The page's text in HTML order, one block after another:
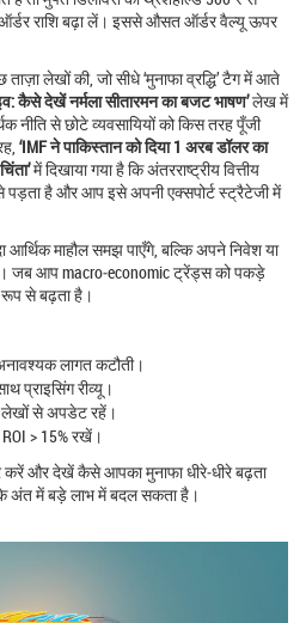
राशि बढ़ा लें। इससे औसत ऑर्डर वैल्यू ऊपर
लेखों की, जो सीधे ‘मुनाफा व्रद्धि’ टैग में आते
कैसे देखें नर्मला सीतारमन का बजट भाषण’लेख में
नीति से छोटे व्यवसायियों को किस तरह पूँजी
‘IMF ने पाकिस्तान को दिया 1 अरब डॉलर का
में दिखाया गया है कि अंतरराष्ट्रीय वित्तीय
पड़ता है और आप इसे अपनी एक्सपोर्ट स्ट्रैटेजी में
माहौल समझ पाएँगे, बल्कि अपने निवेश या
जब आप macro‑economic ट्रेंड्स को पकड़े
रूप से बढ़ता है।
लागत कटौती।
प्राइसिंग रीव्यू।
लेखों से अपडेट रहें।
> 15% रखें।
करें और देखें कैसे आपका मुनाफा धीरे‑धीरे बढ़ता
के अंत में बड़े लाभ में बदल सकता है।